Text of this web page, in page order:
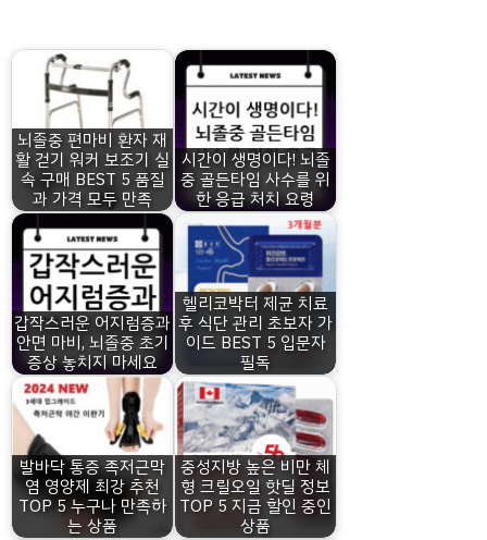
뇌졸중 편마비 환자 재
활 걷기 워커 보조기 실
속 구매 BEST 5 품질
과 가격 모두 만족
시간이 생명이다! 뇌졸
중 골든타임 사수를 위
한 응급 처치 요령
갑작스러운 어지럼증과
안면 마비, 뇌졸중 초기
증상 놓치지 마세요
헬리코박터 제균 치료
후 식단 관리 초보자 가
이드 BEST 5 입문자
필독
발바닥 통증 족저근막
염 영양제 최강 추천
TOP 5 누구나 만족하
는 상품
중성지방 높은 비만 체
형 크릴오일 핫딜 정보
TOP 5 지금 할인 중인
상품